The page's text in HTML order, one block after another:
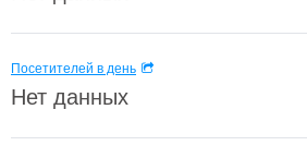
Посетителей в день
Нет данных